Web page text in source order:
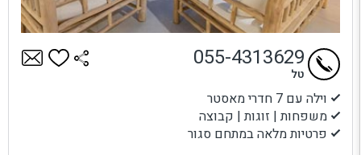
וילה עם 7 חדרי מאסטר
משפחות | זוגות | קבוצה
פרטיות מלאה במתחם סגור
055-4313629
טל